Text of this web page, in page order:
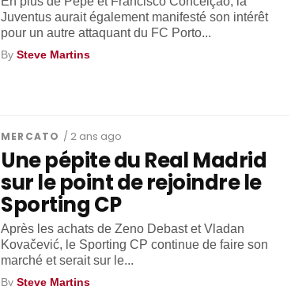
Juventus aurait également manifesté son intérêt
pour un autre attaquant du FC Porto...
BySteve Martins
MERCATO / 2 ans ago
Une pépite du Real Madrid
sur le point de rejoindre le
Sporting CP
Après les achats de Zeno Debast et Vladan
Kovačević, le Sporting CP continue de faire son
marché et serait sur le...
BySteve Martins